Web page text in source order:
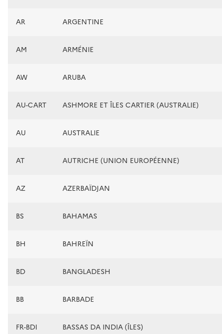
AR ARGENTINE
AM ARMÉNIE
AW ARUBA
AU-CART ASHMORE ET ÎLES CARTIER (AUSTRALIE)
AU AUSTRALIE
AT AUTRICHE (UNION EUROPÉENNE)
AZ AZERBAÏDJAN
BS BAHAMAS
BH BAHREÏN
BD BANGLADESH
BB BARBADE
FR-BDI BASSAS DA INDIA (ÎLES)